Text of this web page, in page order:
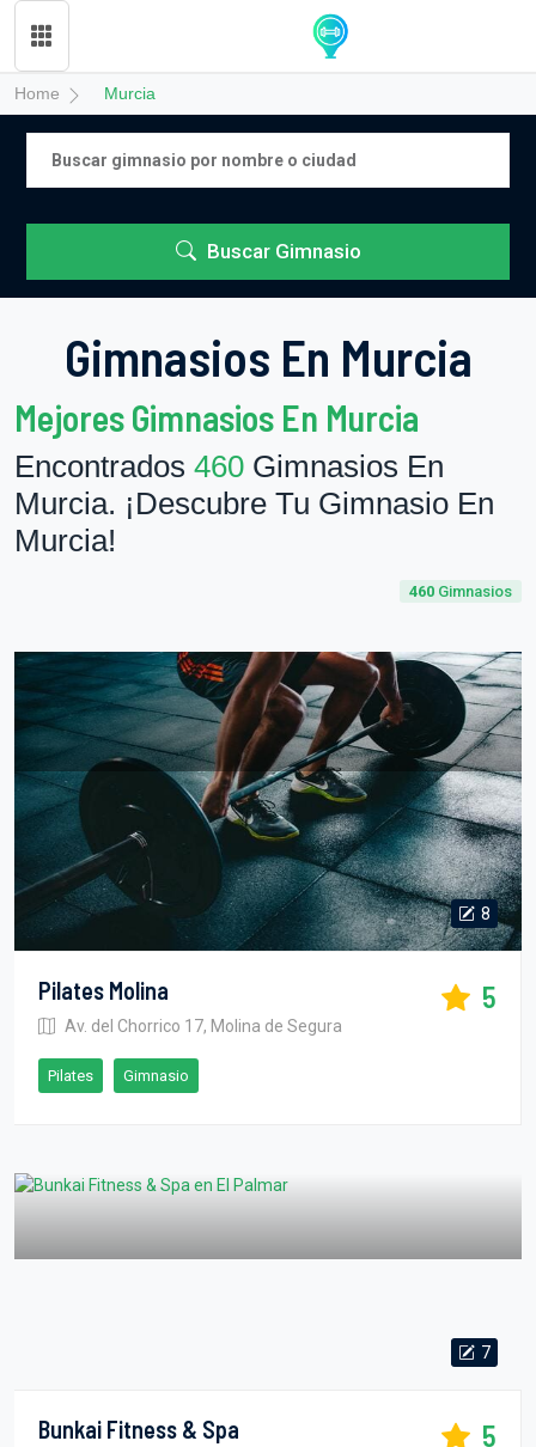
Home Murcia
Buscar Gimnasio
Gimnasios En Murcia
Mejores Gimnasios En Murcia
Encontrados 460 Gimnasios En
Murcia. ¡Descubre Tu Gimnasio En
Murcia!
460 Gimnasios
8
Pilates Molina
Av. del Chorrico 17, Molina de Segura
5
Pilates Gimnasio
7
Bunkai Fitness & Spa 5